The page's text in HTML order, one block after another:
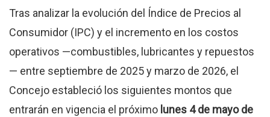
Tras analizar la evolución del Índice de Precios al
Consumidor (IPC) y el incremento en los costos
operativos —combustibles, lubricantes y repuestos
— entre septiembre de 2025 y marzo de 2026, el
Concejo estableció los siguientes montos que
entrarán en vigencia el próximo lunes 4 de mayo de